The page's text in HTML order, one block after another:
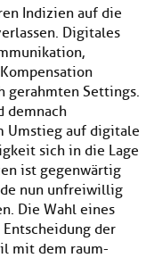
Indizien auf die
Digitales
gerahmten Settings.
demnach
Umstieg auf digitale
sich in die Lage
ist gegenwärtig
nun unfreiwillig
Die Wahl eines
der
mit dem raum-